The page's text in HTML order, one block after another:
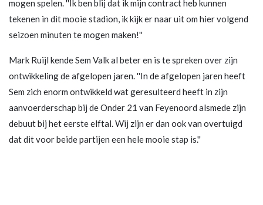
mogen spelen. ''Ik ben blij dat ik mijn contract heb kunnen
tekenen in dit mooie stadion, ik kijk er naar uit om hier volgend
seizoen minuten te mogen maken!''
Mark Ruijl kende Sem Valk al beter en is te spreken over zijn
ontwikkeling de afgelopen jaren. ''In de afgelopen jaren heeft
Sem zich enorm ontwikkeld wat geresulteerd heeft in zijn
aanvoerderschap bij de Onder 21 van Feyenoord alsmede zijn
debuut bij het eerste elftal. Wij zijn er dan ook van overtuigd
dat dit voor beide partijen een hele mooie stap is.''